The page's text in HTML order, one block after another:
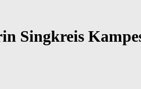
Singkreis